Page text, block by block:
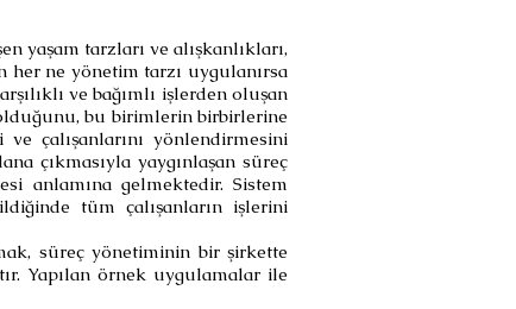
yaşam tarzları ve alışkanlıkları,
her ne yönetim tarzı uygulanırsa
ve bağımlı işlerden oluşan
bu birimlerin birbirlerine
çalışanlarını yönlendirmesini
çıkmasıyla yaygınlaşan süreç
anlamına gelmektedir. Sistem
tüm çalışanların işlerini
süreç yönetiminin bir şirkette
Yapılan örnek uygulamalar ile